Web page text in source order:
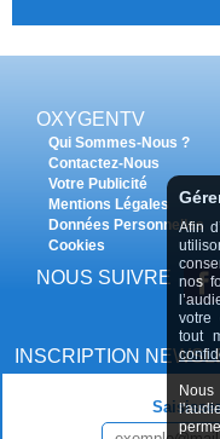
OXYGENTV
Qui Sommes-Nous ?
Contactez-Nous
Votre Publicité
Mentions Légales
Données Personnelles
Cookies
NOUS SUIVRE
INSCRIPTION
Afin
nos
votre
tout